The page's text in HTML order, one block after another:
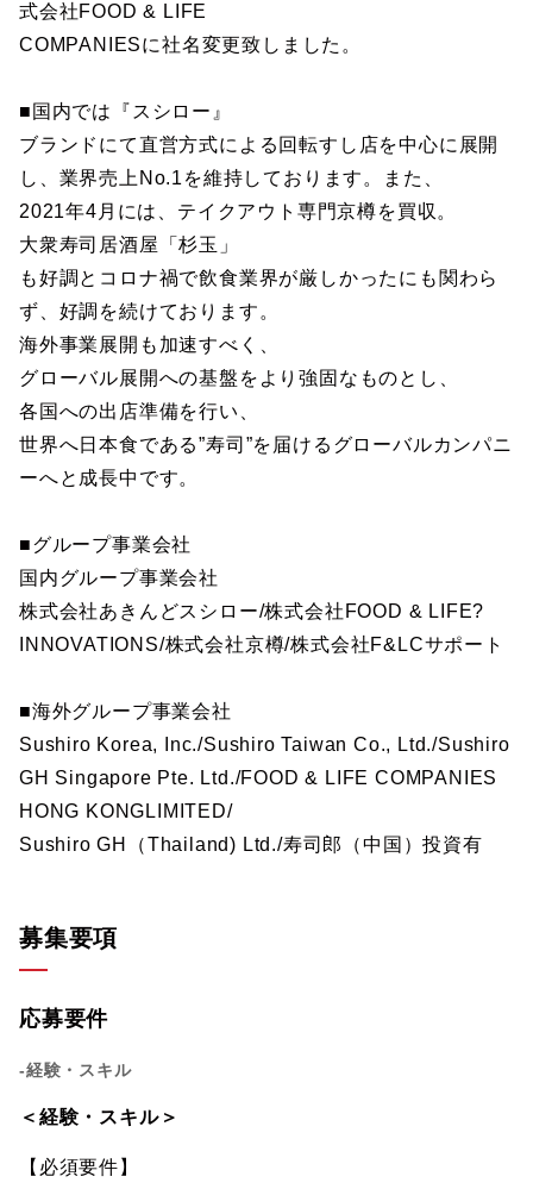
式会社FOOD & LIFE
COMPANIESに社名変更致しました。
■国内では『スシロー』
ブランドにて直営方式による回転すし店を中心に展開
し、業界売上No.1を維持しております。また、
2021年4月には、テイクアウト専門京樽を買収。
大衆寿司居酒屋「杉玉」
も好調とコロナ禍で飲食業界が厳しかったにも関わら
ず、好調を続けております。
海外事業展開も加速すべく、
グローバル展開への基盤をより強固なものとし、
各国への出店準備を行い、
世界へ日本食である”寿司”を届けるグローバルカンパニ
ーへと成長中です。
■グループ事業会社
国内グループ事業会社
株式会社あきんどスシロー/株式会社FOOD & LIFE?
INNOVATIONS/株式会社京樽/株式会社F&LCサポート
■海外グループ事業会社
Sushiro Korea, Inc./Sushiro Taiwan Co., Ltd./Sushiro
GH Singapore Pte. Ltd./FOOD & LIFE COMPANIES
HONG KONGLIMITED/
Sushiro GH（Thailand) Ltd./寿司郎（中国）投資有
募集要項
応募要件
-経験・スキル
＜経験・スキル＞
【必須要件】